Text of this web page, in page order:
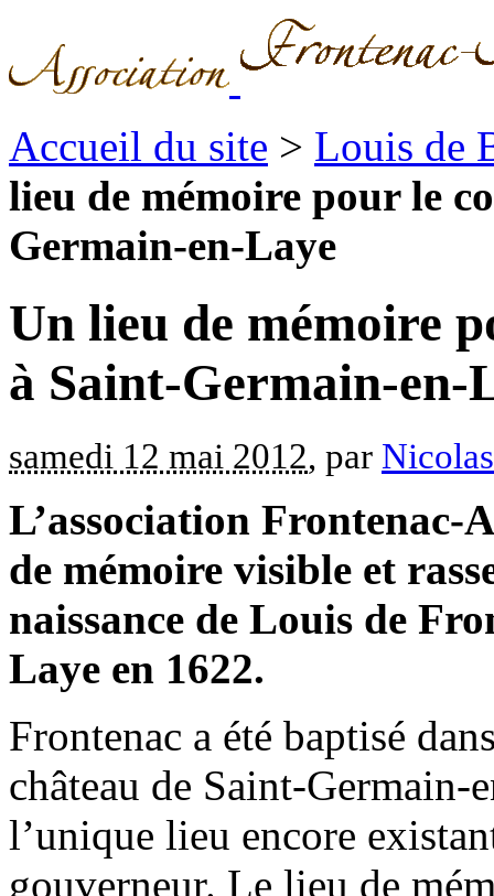
Accueil du site > Louis de
lieu de mémoire pour le
Germain-en-Laye
Un lieu de mémoire
à Saint-Germain-en-
samedi 12 mai 2012, par
L’association Frontenac-
de mémoire visible et
naissance de Louis de
Laye en 1622.
Frontenac a été baptisé
château de Saint-Germain-
l’unique lieu encore
gouverneur. Le lieu de